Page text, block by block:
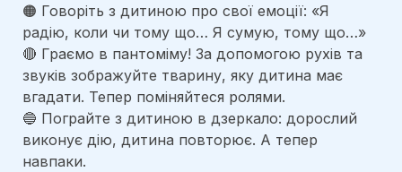
🟠 Говоріть з дитиною про свої емоції: «Я
радію, коли чи тому що… Я сумую, тому що…»
🔴 Граємо в пантоміму! За допомогою рухів та
звуків зображуйте тварину, яку дитина має
вгадати. Тепер поміняйтеся ролями.
🔵 Пограйте з дитиною в дзеркало: дорослий
виконує дію, дитина повторює. А тепер
навпаки.